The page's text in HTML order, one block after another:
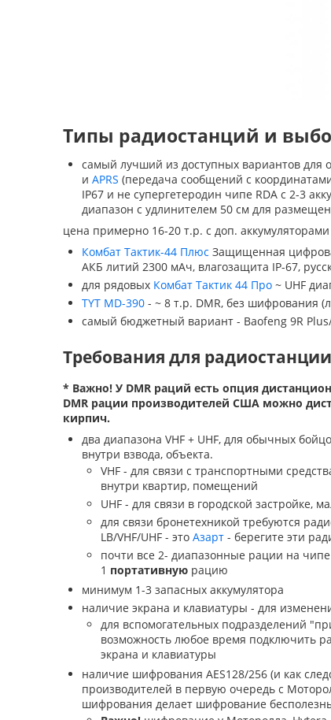
Типы радиостанций и
самый лучший из доступных вариантов для
и APRS (передача сообщений с
IP67 и не супергетеродин чипе RDA с 2-3
диапазон с удлинителем 50 см для
цена примерно 16-20 т.р. с доп. аккумуляторами
Комбат Тактик-44 Плюс Защищенная
АКБ литий 2300 мАч, влагозащита IP-67,
для рядовых Комбат Тактик 44 Про ~ UHF
TYT MD-390 - ~ 8 т.р. DMR, без шифрования
самый бюджетный вариант - Baofeng 9R
Требования для
* Важно! У DMR раций есть опция
DMR рации производителей США можно
кирпич.
два диапазона VHF + UHF, для обычных
внутри взвода, объекта.
VHF - для связи с транспортными
внутри квартир, помещений
UHF - для связи в городской застройке,
для связи бронетехникой требуются
LB/VHF/UHF - это Азарт - берегите эти
почти все 2- диапазонные рации на
1 портативную рацию
минимум 1-3 запасных аккумулятора
наличие экрана и клавиатуры - для
для вспомогательных подразделений
возможность любое время подключить
экрана и клавиатуры
наличие шифрования AES128/256 (и как
производителей в первую очередь с
шифрования делает шифрование